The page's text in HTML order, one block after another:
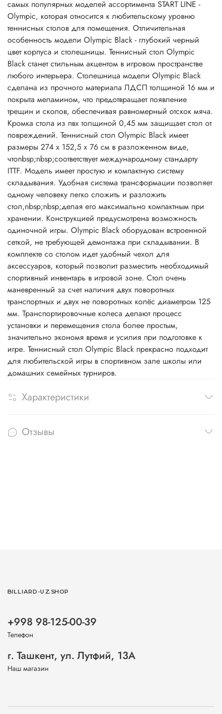
самых популярных моделей ассортимента START LINE -
Olympic, которая относится к любительскому уровню
теннисных столов для помещения. Отличительная
особенность модели Olympic Black - глубокий черный
цвет корпуса и столешницы. Теннисный стол Olympic
Black станет стильным акцентом в игровом пространстве
любого интерьера. Столешница модели Olympic Black
сделана из прочного материала ЛДСП толщиной 16 мм и
покрыта меламином, что предотвращает появление
трещин и сколов, обеспечивая равномерный отскок мяча.
Кромка стола из пвх толщиной 0,45 мм защищает стол от
повреждений. Теннисный стол Olympic Black имеет
размеры 274 х 152,5 х 76 см в разложенном виде,
чтоnbsp;nbsp;соответствует международному стандарту
ITTF. Модель имеет простую и компактную систему
складывания. Удобная система трансформации позволяет
одному человеку легко сложить и разложить
стол,nbsp;nbsp;делая его максимально компактным при
хранении. Конструкцией предусмотрена возможность
одиночной игры. Olympic Black оборудован встроенной
сеткой, не требующей демонтажа при складывании. В
комплекте со столом идет удобный чехол для
аксессуаров, который позволит разместить необходимый
спортивный инвентарь в игровой зоне. Стол очень
маневренный за счет наличия двух поворотных
транспортных и двух не поворотных колёс диаметром 125
мм. Транспортировочные колеса делают процесс
установки и перемещения стола более простым,
значительно экономя время и усилия при подготовке к
игре. Теннисный стол Olympic Black прекрасно подходит
для любительской игры в спортивном зале школы или
домашних семейных турниров.
Характеристики
Отзывы
BILLIARD-UZ.SHOP
+998 98-125-00-39
Телефон
г. Ташкент, ул. Лутфий, 13А
Наш магазин